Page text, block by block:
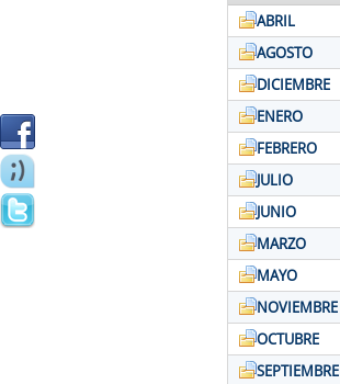
ABRIL
AGOSTO
DICIEMBRE
ENERO
FEBRERO
JULIO
JUNIO
MARZO
MAYO
NOVIEMBRE
OCTUBRE
SEPTIEMBRE